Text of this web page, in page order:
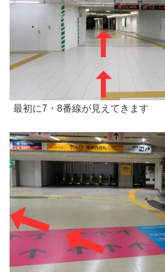
最初に7・8番線が見えてきます